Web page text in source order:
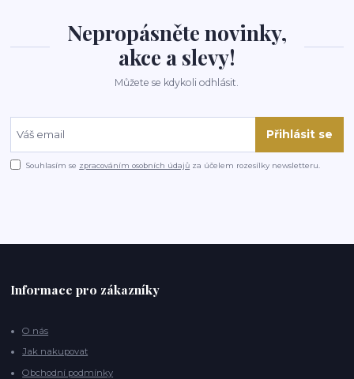
Nepropásněte novinky,
akce a slevy!
Můžete se kdykoli odhlásit.
Přihlásit se
Souhlasím se zpracováním osobních údajů za účelem rozesílky newsletteru.
Informace pro zákazníky
O nás
Jak nakupovat
Obchodní podmínky